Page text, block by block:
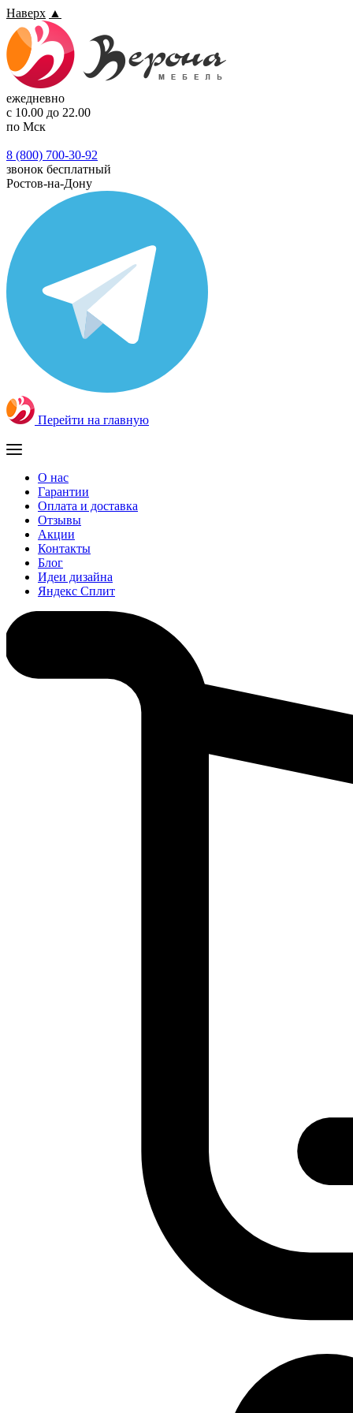
Наверх ▲
ежедневно
с 10.00 до 22.00
по Мск
8 (800) 700-30-92
звонок бесплатный
Ростов-на-Дону
Перейти на главную
О нас
Гарантии
Оплата и доставка
Отзывы
Акции
Контакты
Блог
Идеи дизайна
Яндекс Сплит